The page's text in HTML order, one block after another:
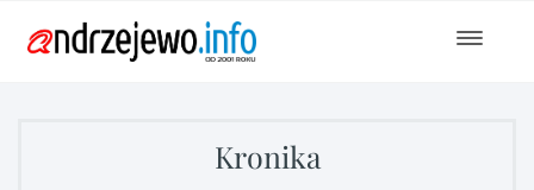
Toggle
Kronika